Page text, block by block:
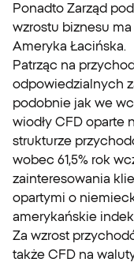
Ponadto Zarząd
wzrostu biznesu
Ameryka Łacińska.
Patrząc na
odpowiedzialnych
podobnie jak we
wiodły CFD oparte
strukturze
wobec 61,5% rok
zainteresowania
opartymi o
amerykańskie
Za wzrost
także CFD na